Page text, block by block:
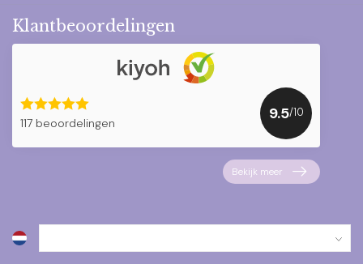
Klantbeoordelingen
117 beoordelingen
9.5/10
Bekijk meer